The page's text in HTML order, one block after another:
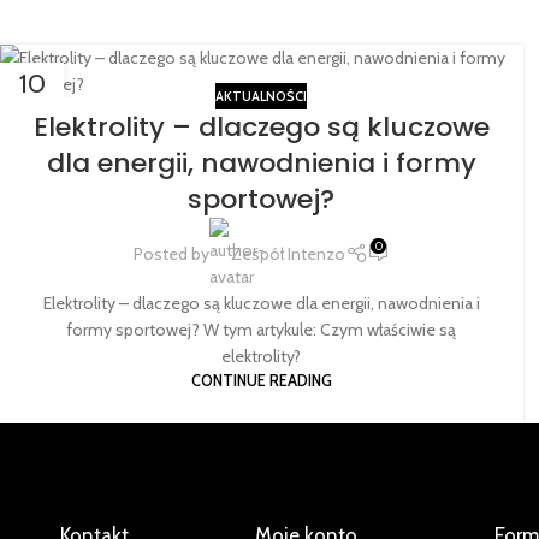
10 AKTUALNOŚCI
Elektrolity – dlaczego są kluczowe
dla energii, nawodnienia i formy
sportowej?
Posted by Zespół Intenzo 0
Elektrolity – dlaczego są kluczowe dla energii, nawodnienia i
formy sportowej? W tym artykule: Czym właściwie są
elektrolity?
CONTINUE READING